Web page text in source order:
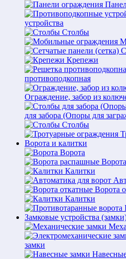
устройства
Столбы
Крепежи
противоподкопная
Ограждение, забор из
для забора (Опоры для
Столбы
Ворота и калитки
Ворота
Калитки
Ворота
Калитки
Замковые устройства
замки